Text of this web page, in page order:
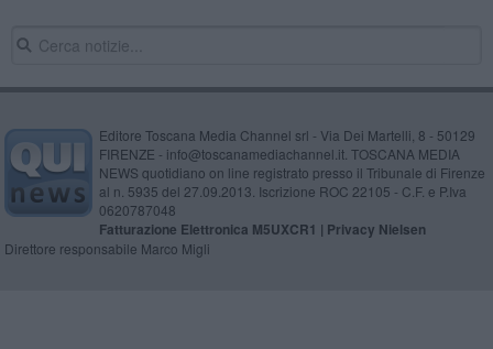
Editore Toscana Media Channel srl - Via Dei Martelli, 8 - 50129
FIRENZE - info@toscanamediachannel.it. TOSCANA MEDIA
NEWS quotidiano on line registrato presso il Tribunale di Firenze
al n. 5935 del 27.09.2013. Iscrizione ROC 22105 - C.F. e P.Iva
0620787048
Fatturazione Elettronica M5UXCR1 | Privacy Nielsen
Direttore responsabile Marco Migli